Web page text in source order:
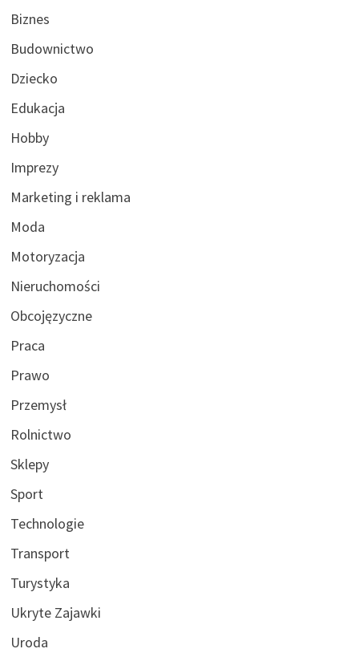
Biznes
Budownictwo
Dziecko
Edukacja
Hobby
Imprezy
Marketing i reklama
Moda
Motoryzacja
Nieruchomości
Obcojęzyczne
Praca
Prawo
Przemysł
Rolnictwo
Sklepy
Sport
Technologie
Transport
Turystyka
Ukryte Zajawki
Uroda